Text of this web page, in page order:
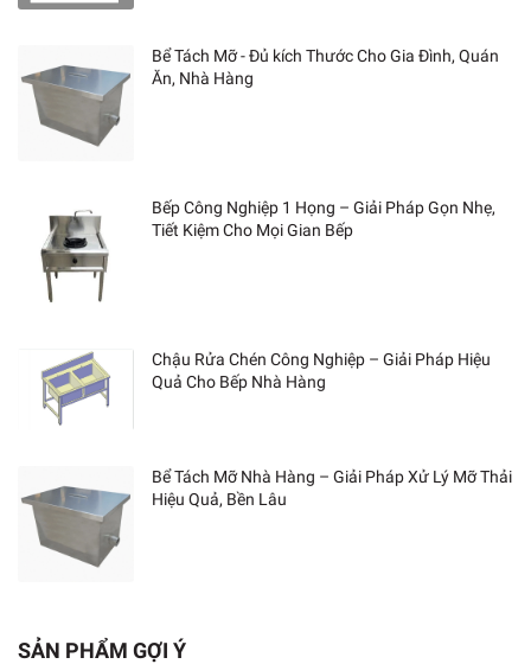
Bể Tách Mỡ - Đủ kích Thước Cho Gia Đình, Quán
Ăn, Nhà Hàng
Bếp Công Nghiệp 1 Họng – Giải Pháp Gọn Nhẹ,
Tiết Kiệm Cho Mọi Gian Bếp
Chậu Rửa Chén Công Nghiệp – Giải Pháp Hiệu
Quả Cho Bếp Nhà Hàng
Bể Tách Mỡ Nhà Hàng – Giải Pháp Xử Lý Mỡ Thải
Hiệu Quả, Bền Lâu
SẢN PHẨM GỢI Ý